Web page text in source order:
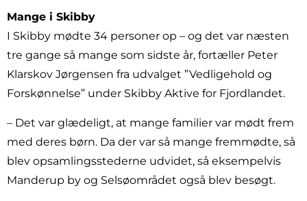
Mange i Skibby
I Skibby mødte 34 personer op – og det var næsten
tre gange så mange som sidste år, fortæller Peter
Klarskov Jørgensen fra udvalget ”Vedligehold og
Forskønnelse” under Skibby Aktive for Fjordlandet.
– Det var glædeligt, at mange familier var mødt frem
med deres børn. Da der var så mange fremmødte, så
blev opsamlingsstederne udvidet, så eksempelvis
Manderup by og Selsøområdet også blev besøgt.